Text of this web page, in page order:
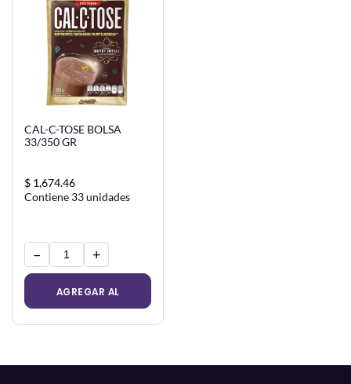
CAL-C-TOSE BOLSA
33/350 GR
$ 1,674.46
Contiene 33 unidades
− +
AGREGAR AL
CARRITO